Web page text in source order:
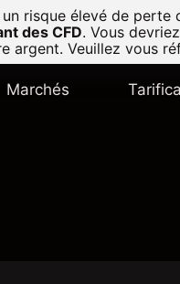
risque élevé de
des CFD. Vous
argent. Veuillez vous
Marchés